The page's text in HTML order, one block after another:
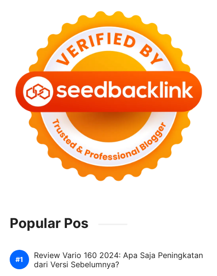
Popular Pos
Review Vario 160 2024: Apa Saja Peningkatan
dari Versi Sebelumnya?